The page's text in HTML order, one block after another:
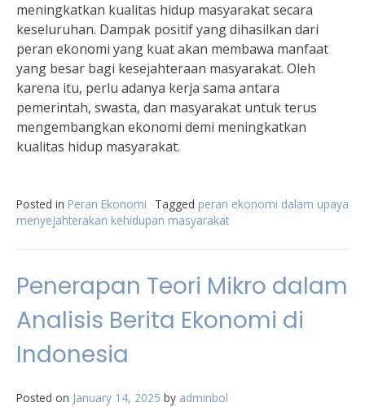
meningkatkan kualitas hidup masyarakat secara
keseluruhan. Dampak positif yang dihasilkan dari
peran ekonomi yang kuat akan membawa manfaat
yang besar bagi kesejahteraan masyarakat. Oleh
karena itu, perlu adanya kerja sama antara
pemerintah, swasta, dan masyarakat untuk terus
mengembangkan ekonomi demi meningkatkan
kualitas hidup masyarakat.
Posted in Peran Ekonomi Tagged peran ekonomi dalam upaya
menyejahterakan kehidupan masyarakat
Penerapan Teori Mikro dalam
Analisis Berita Ekonomi di
Indonesia
Posted on January 14, 2025 by adminbol